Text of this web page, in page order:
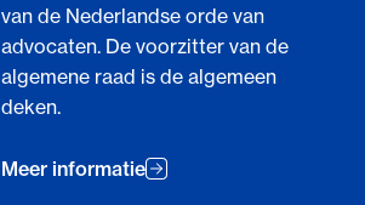
van de Nederlandse orde van
advocaten. De voorzitter van de
algemene raad is de algemeen
deken.
Meer informatie